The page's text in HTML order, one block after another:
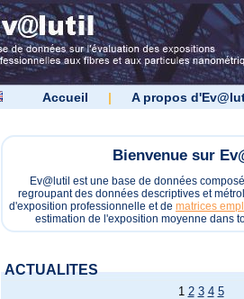
Accueil | A propos
Bienvenue sur
Ev@lutil est une base de données
regroupant des données descriptives et
d'exposition professionnelle et de matrices
estimation de l'exposition moyenne dans
ACTUALITES
1 2 3 4 5